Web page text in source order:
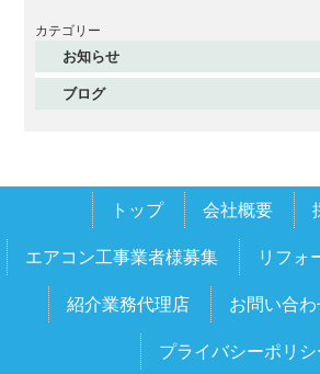
2025年12月
2025年11月
2025年10月
2025年7月
2025年6月
カテゴリー
お知らせ
ブログ
トップ 会社概要
エアコン工事業者様募集 リフォ
紹介業務代理店 お問い合わ
プライバシーポリシ